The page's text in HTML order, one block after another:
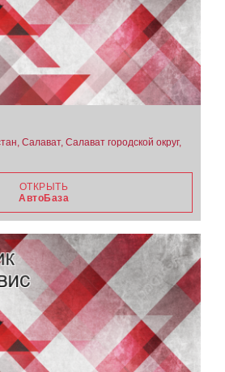
Салават, Салават городской округ,
ОТКРЫТЬ
АвтоБаза